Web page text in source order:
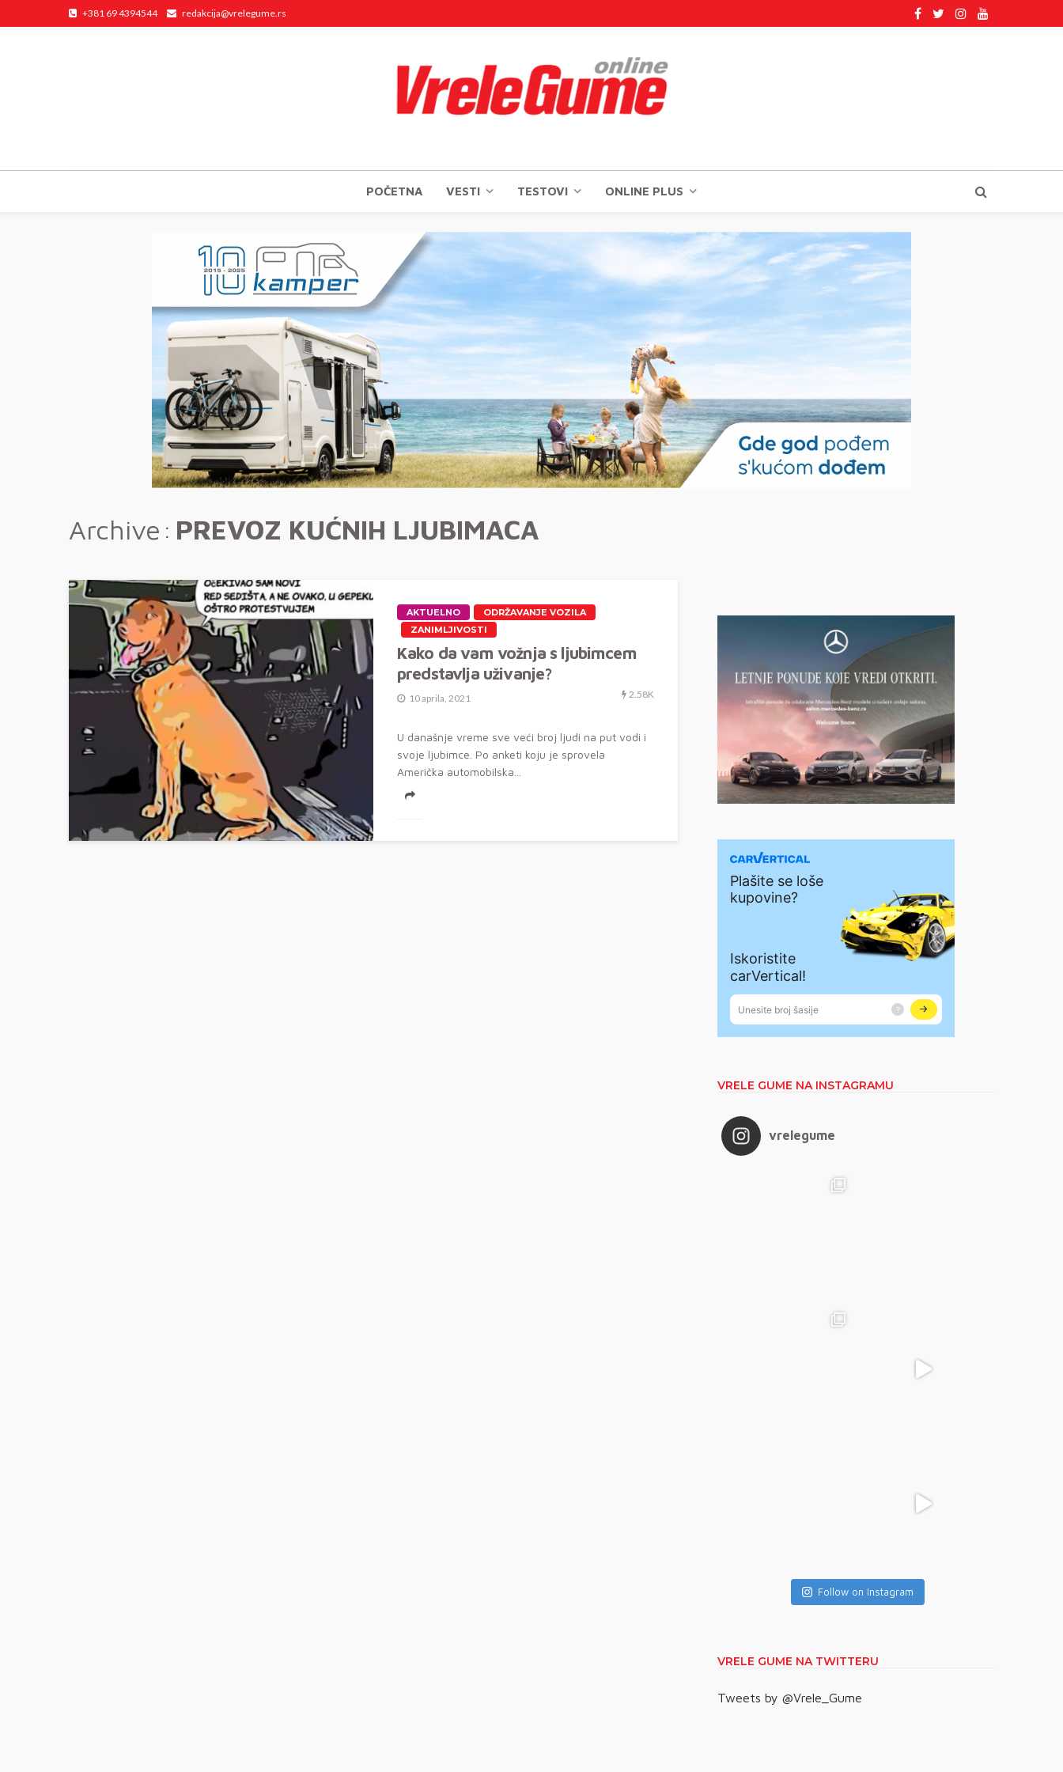
+381 69 4394544 redakcija@vrelegume.rs
POČETNA VESTI TESTOVI ONLINE PLUS
Archive PREVOZ KUĆNIH LJUBIMACA
AKTUELNO
ODRŽAVANJE VOZILA
ZANIMLJIVOSTI
Kako da vam vožnja s ljubimcem
predstavlja uživanje?
10 aprila, 2021 2.58K
U današnje vreme sve veći broj ljudi na put vodi i
svoje ljubimce. Po anketi koju je sprovela
Američka automobilska...
VRELE GUME NA INSTAGRAMU
vrelegume
Follow on Instagram
VRELE GUME NA TWITTERU
Tweets by @Vrele_Gume